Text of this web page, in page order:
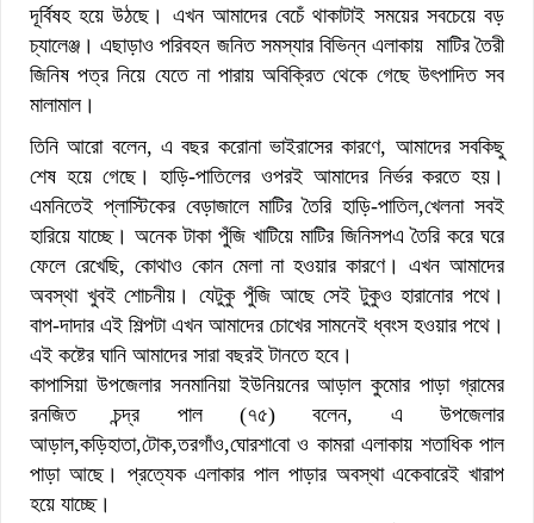
দূর্বিষহ হয়ে উঠছে। এখন আমাদের বেচেঁ থাকাটাই সময়ের সবচেয়ে বড়
চ্যালেঞ্জ। এছাড়াও পরিবহন জনিত সমস্যার বিভিন্ন এলাকায় মাটির তৈরী
জিনিষ পত্র নিয়ে যেতে না পারায় অবিক্রিত থেকে গেছে উৎপাদিত সব
মালামাল।
তিনি আরো বলেন, এ বছর করোনা ভাইরাসের কারণে, আমাদের সবকিছু
শেষ হয়ে গেছে। হাড়ি-পাতিলের ওপরই আমাদের নির্ভর করতে হয়।
এমনিতেই প্লাস্টিকের বেড়াজালে মাটির তৈরি হাড়ি-পাতিল,খেলনা সবই
হারিয়ে যাচ্ছে। অনেক টাকা পুঁজি খাটিয়ে মাটির জিনিসপএ তৈরি করে ঘরে
ফেলে রেখেছি, কোথাও কোন মেলা না হওয়ার কারণে। এখন আমাদের
অবস্থা খুবই শোচনীয়। যেটুকু পুঁজি আছে সেই টুকুও হারানোর পথে।
বাপ-দাদার এই শিল্পটা এখন আমাদের চোখের সামনেই ধ্বংস হওয়ার পথে।
এই কষ্টের ঘানি আমাদের সারা বছরই টানতে হবে।
কাপাসিয়া উপজেলার সনমানিয়া ইউনিয়নের আড়াল কুমোর পাড়া গ্রামের
রনজিত চন্দ্র পাল (৭৫) বলেন, এ উপজেলার
আড়াল,কড়িহাতা,টোক,তরগাঁও,ঘোরশাবো ও কামরা এলাকায় শতাধিক পাল
পাড়া আছে। প্রত্যেক এলাকার পাল পাড়ার অবস্থা একেবারেই খারাপ
হয়ে যাচ্ছে।